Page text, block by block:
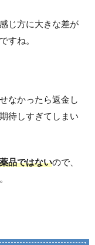
じ方に大きな差が
すね。
なかったら返金し
待しすぎてしまい
品ではないので、